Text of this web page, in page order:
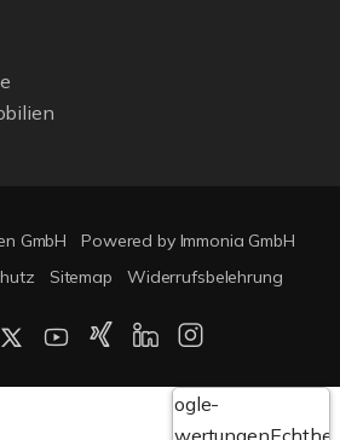
GmbH
Powered by Immonia GmbH
Sitemap Widerrufsbelehrung
Google-
Bewertungen